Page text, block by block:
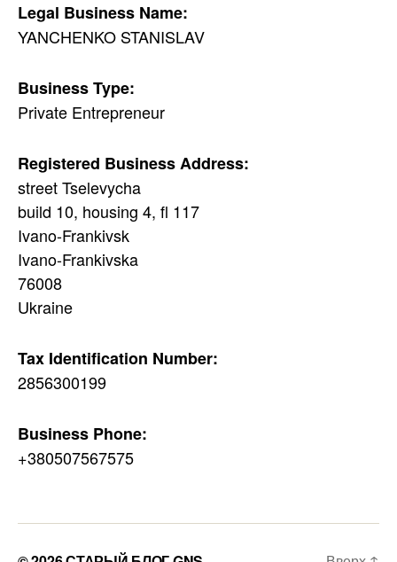
Legal Business Name:
YANCHENKO STANISLAV
Business Type:
Private Entrepreneur
Registered Business Address:
street Tselevycha
build 10, housing 4, fl 117
Ivano-Frankivsk
Ivano-Frankivska
76008
Ukraine
Tax Identification Number:
2856300199
Business Phone:
+380507567575